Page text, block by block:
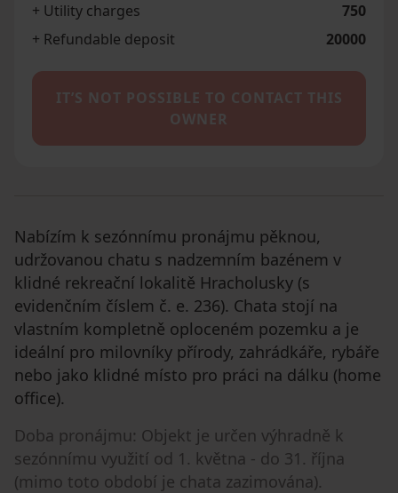
+ Utility charges
750
+ Refundable deposit
20000
IT’S NOT POSSIBLE TO CONTACT THIS
OWNER
Nabízím k sezónnímu pronájmu pěknou,
udržovanou chatu s nadzemním bazénem v
klidné rekreační lokalitě Hracholusky (s
evidenčním číslem č. e. 236). Chata stojí na
vlastním kompletně oploceném pozemku a je
ideální pro milovníky přírody, zahrádkáře, rybáře
nebo jako klidné místo pro práci na dálku (home
office).
Doba pronájmu: Objekt je určen výhradně k
sezónnímu využití od 1. května - do 31. října
(mimo toto období je chata zazimována).